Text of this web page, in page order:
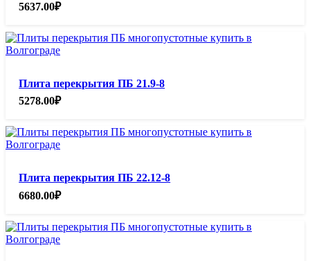
5637.00₽
Плита перекрытия ПБ 21.9-8
5278.00₽
Плита перекрытия ПБ 22.12-8
6680.00₽